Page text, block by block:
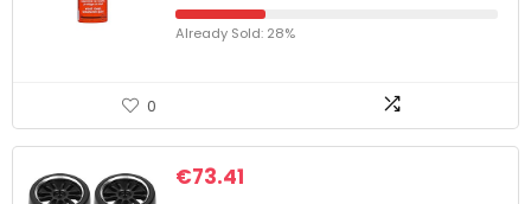
Already Sold: 28%
0
€73.41